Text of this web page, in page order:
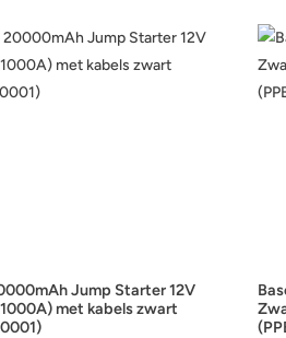
Jump Starter 12V
met kabels zwart